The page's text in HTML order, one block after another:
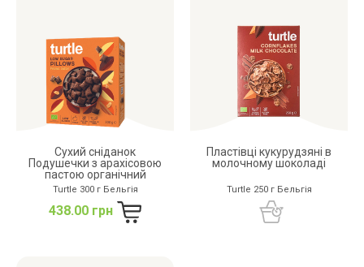
Сухий сніданок
Подушечки з арахісовою
пастою органічний
Turtle 300 г Бельгія
438.00 грн
Пластівці кукурудзяні в
молочному шоколаді
Turtle 250 г Бельгія